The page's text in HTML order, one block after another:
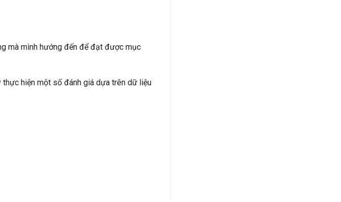
mà mình hướng đến để đạt được mục
thực hiện một số đánh giá dựa trên dữ liệu